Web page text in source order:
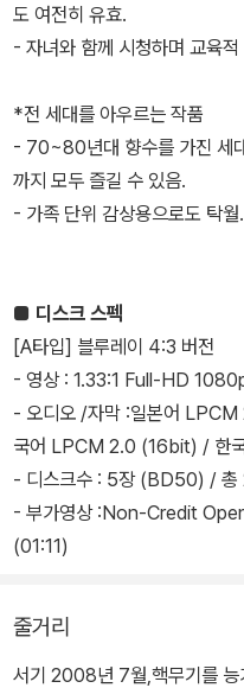
도 여전히 유효.
- 자녀와 함께 시청하며 교육
*전 세대를 아우르는 작품
- 70~80년대 향수를 가진 세
까지 모두 즐길 수 있음.
- 가족 단위 감상용으로도 탁월.
■ 디스크 스펙
[A타입] 블루레이 4:3 버전
- 영상 : 1.33:1 Full-HD
- 오디오 /자막 :일본어
국어 LPCM 2.0 (16bit) / 한
- 디스크수 : 5장 (BD50) / 총
- 부가영상 :Non-Credit
(01:11)
줄거리
서기 2008년 7월,핵무기를 능